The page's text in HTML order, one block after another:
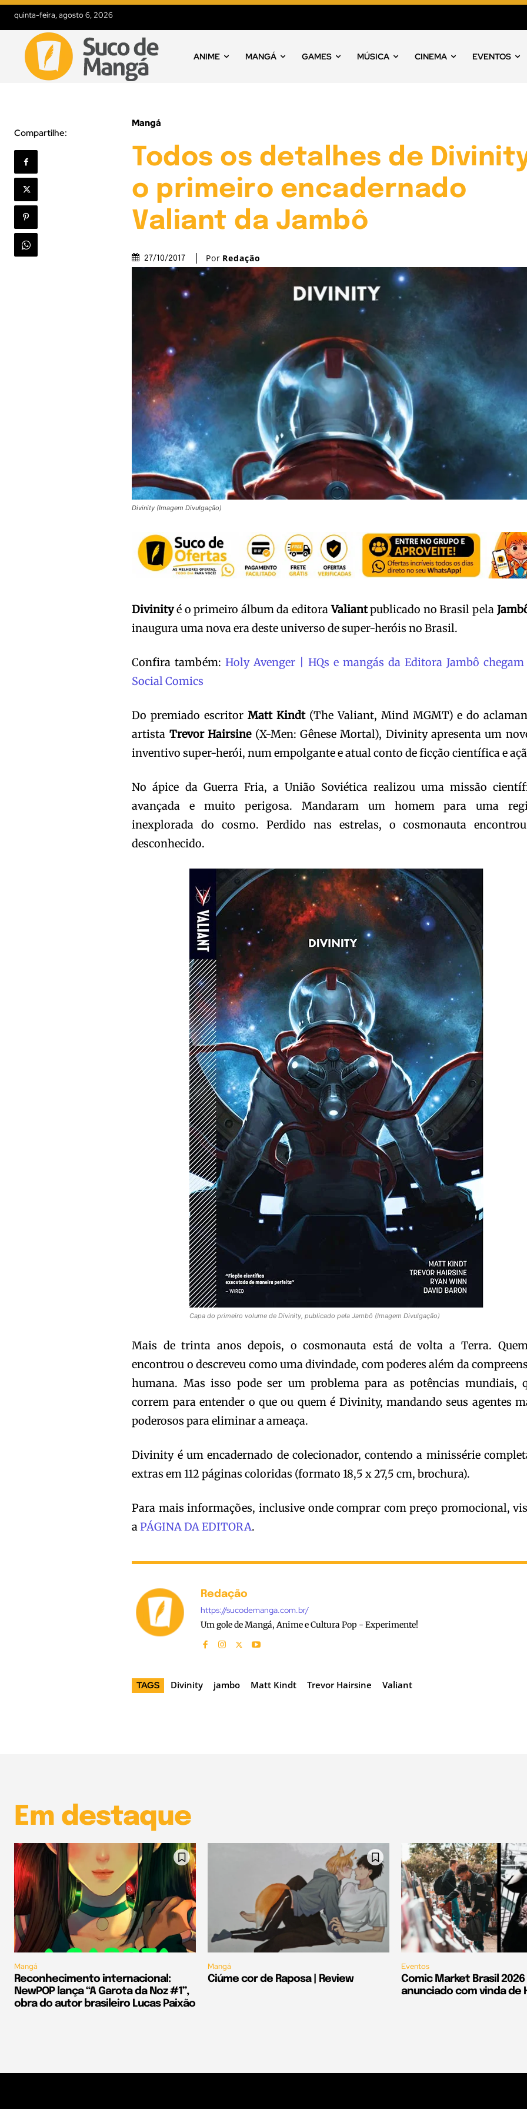
quinta-feira, agosto 6, 2026
ANIME MANGÁ GAMES MÚSICA CINEMA EVENTOS
Compartilhe:
Mangá
Todos os detalhes de
o primeiro encadernado
Valiant da Jambô
27/10/2017 Por Redação
Divinity (Imagem Divulgação)
Divinityé o primeiro álbum da editoraValiantpublicado no Brasil pela
inaugura uma nova era deste universo de super-heróis no Brasil.
Confira também:Holy Avenger | HQs e mangás da Editora Jambô chegam
Social Comics
Do premiado escritorMatt Kindt(The Valiant, Mind MGMT) e do
artista Trevor Hairsine(X-Men: Gênese Mortal), Divinity apresenta um
inventivo super-herói, num empolgante e atual conto de ficção científica e
No ápice da Guerra Fria, a União Soviética realizou uma missão
avançada e muito perigosa. Mandaram um homem para uma
inexplorada do cosmo. Perdido nas estrelas, o cosmonauta
desconhecido.
Capa do primeiro volume de Divinity, publicado pela Jambô (Imagem Divulgação)
Mais de trinta anos depois, o cosmonauta está de volta a Terra.
encontrou o descreveu como uma divindade, com poderes além da
humana. Mas isso pode ser um problema para as potências mundiais,
correm para entender o que ou quem é Divinity, mandando seus agentes
poderosos para eliminar a ameaça.
Divinity é um encadernado de colecionador, contendo a minissérie
extras em 112 páginas coloridas (formato 18,5 x 27,5 cm, brochura).
Para mais informações, inclusive onde comprar com preço promocional,
aPÁGINA DA EDITORA.
Redação
https://sucodemanga.com.br/
Um gole de Mangá, Anime e Cultura Pop - Experimente!
TAGS Divinity jambo Matt Kindt Trevor Hairsine Valiant
Em destaque
Mangá
Reconhecimento internacional:
NewPOP lança “A Garota da Noz #1”,
obra do autor brasileiro Lucas Paixão
Mangá
Ciúme cor de Raposa | Review
Eventos
Comic Market Brasil 2026
anunciado com vinda de